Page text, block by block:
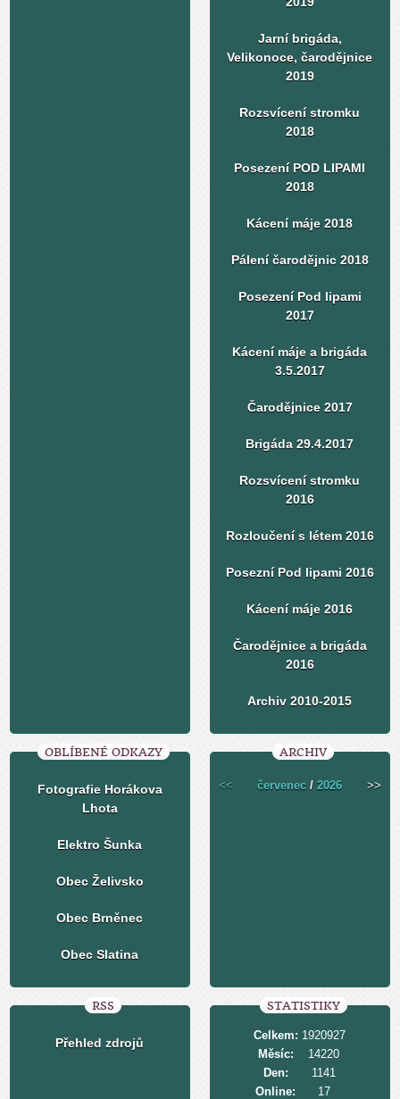
Jarní brigáda,
Velikonoce, čarodějnice
2019
Rozsvícení stromku
2018
Posezení POD LIPAMI
2018
Kácení máje 2018
Pálení čarodějnic 2018
Posezení Pod lipami
2017
Kácení máje a brigáda
3.5.2017
Čarodějnice 2017
Brigáda 29.4.2017
Rozsvícení stromku
2016
Rozloučení s létem 2016
Posezní Pod lipami 2016
Kácení máje 2016
Čarodějnice a brigáda
2016
Archiv 2010-2015
OBLÍBENÉ ODKAZY
Fotografie Horákova
Lhota
Elektro Šunka
Obec Želivsko
Obec Brněnec
Obec Slatina
ARCHIV
<< červenec /2026 >>
RSS
Přehled zdrojů
STATISTIKY
Online: 17
Celkem: 1920927
Měsíc:
14220
Den:
1141